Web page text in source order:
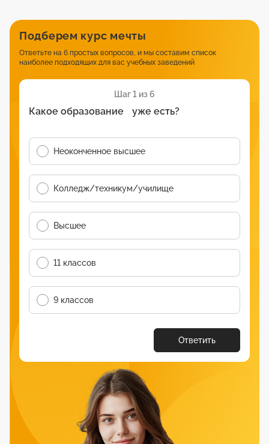
Подберем курс мечты
Ответьте на 6 простых вопросов, и мы составим список
наиболее подходящих для вас учебных заведений
Шаг 1 из 6
Какое образование уже есть?
Неоконченное высшее
Колледж/техникум/училище
Высшее
11 классов
9 классов
Ответить